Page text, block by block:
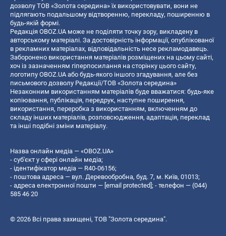
дозволу ТОВ «Золота середина» їх використовувати, вони не
підлягають подальшому відтворенню, перекладу, поширенню в
будь-якій формі.
Редакція OBOZ.UA може не поділяти точку зору, викладену в
авторському матеріалі. За достовірність інформації, опублікованої
в рекламних матеріалах, відповідальність несе рекламодавець.
Заборонено використання матеріалів розміщених на цьому сайті,
хоч із зазначенням гіперпосилання на сторінку цього сайту,
логотипу OBOZ.UA або будь-якого іншого згадування, але без
письмового дозволу Редакції/ТОВ «Золота середина»
Незаконним використанням матеріалів буде вважатися: будь-яке
копiювання, публiкацiя, передрук, наступне поширення,
використання, переробка з використанням, включенням до
складу інших матеріалів, розповсюдження, адаптація, переклад
та інші подібні зміни матеріалу.
Назва онлайн медіа — «OBOZ.UA»
- суб'єкт у сфері онлайн медіа;
- ідентифікатор медіа — R40-06156;
- поштова адреса — вул. Деревообробна, буд. 7, м. Київ, 01013;
- адреса електронної пошти — [email protected]; - телефон — (044)
585 46 20
© 2026 Всі права захищені, ТОВ "Золота середина".